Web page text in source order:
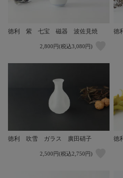
徳利 紫 七宝 磁器 波佐見焼
2,800円(税込3,080円)
徳
徳利 吹雪 ガラス 廣田硝子
2,500円(税込2,750円)
徳